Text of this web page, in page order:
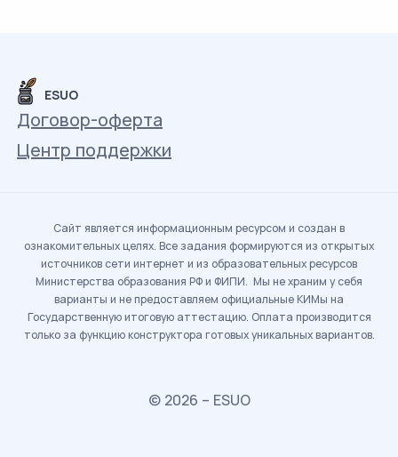
ESUO
Договор-оферта
Центр поддержки
Сайт является информационным ресурсом и создан в
ознакомительных целях. Все задания формируются из открытых
источников сети интернет и из образовательных ресурсов
Министерства образования РФ и ФИПИ. Мы не храним у себя
варианты и не предоставляем официальные КИМы на
Государственную итоговую аттестацию. Оплата производится
только за функцию конструктора готовых уникальных вариантов.
© 2026 – ESUO